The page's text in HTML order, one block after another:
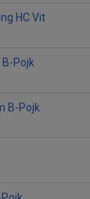
HC Vit
Pojk
B-Pojk